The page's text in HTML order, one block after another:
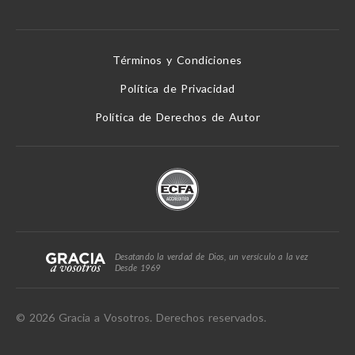
Términos y Condiciones
Política de Privacidad
Política de Derechos de Autor
Desatando la verdad de Dios, un versículo a la vez
Desde 1969
© 2026 Gracia a Vosotros. Derechos reservados.